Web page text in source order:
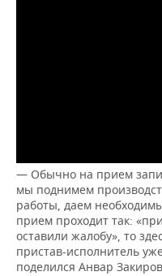
— Обычно на прием
мы поднимем
работы, даем
прием проходит так:
оставили жалобу», то
пристав-исполнитель
поделился Анвар